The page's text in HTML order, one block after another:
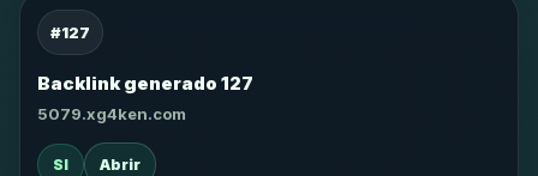
#127
Backlink generado 127
5079.xg4ken.com
SI Abrir